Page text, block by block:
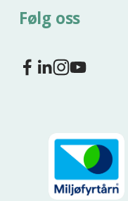
Følg oss